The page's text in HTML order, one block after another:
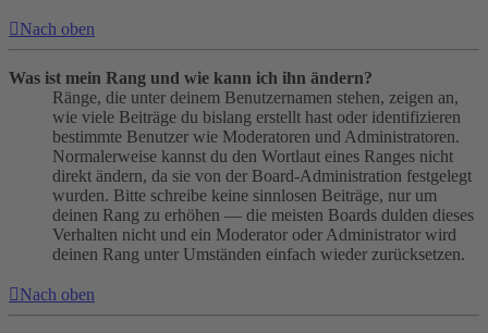
Nach oben
Was ist mein Rang und wie kann ich ihn ändern?
Ränge, die unter deinem Benutzernamen stehen, zeigen an,
wie viele Beiträge du bislang erstellt hast oder identifizieren
bestimmte Benutzer wie Moderatoren und Administratoren.
Normalerweise kannst du den Wortlaut eines Ranges nicht
direkt ändern, da sie von der Board-Administration festgelegt
wurden. Bitte schreibe keine sinnlosen Beiträge, nur um
deinen Rang zu erhöhen — die meisten Boards dulden dieses
Verhalten nicht und ein Moderator oder Administrator wird
deinen Rang unter Umständen einfach wieder zurücksetzen.
Nach oben